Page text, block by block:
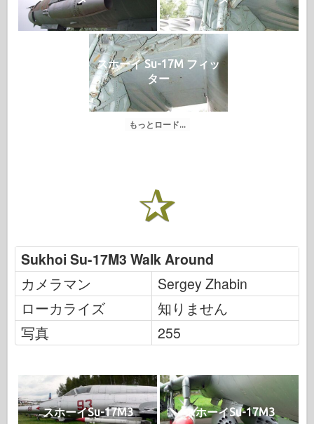
スホーイ Su-17M フィッ
ター
もっとロード...
Sukhoi Su-17M3 Walk Around
カメラマン
Sergey Zhabin
ローカライズ
知りません
写真
255
スホーイSu-17M3 スホーイSu-17M3